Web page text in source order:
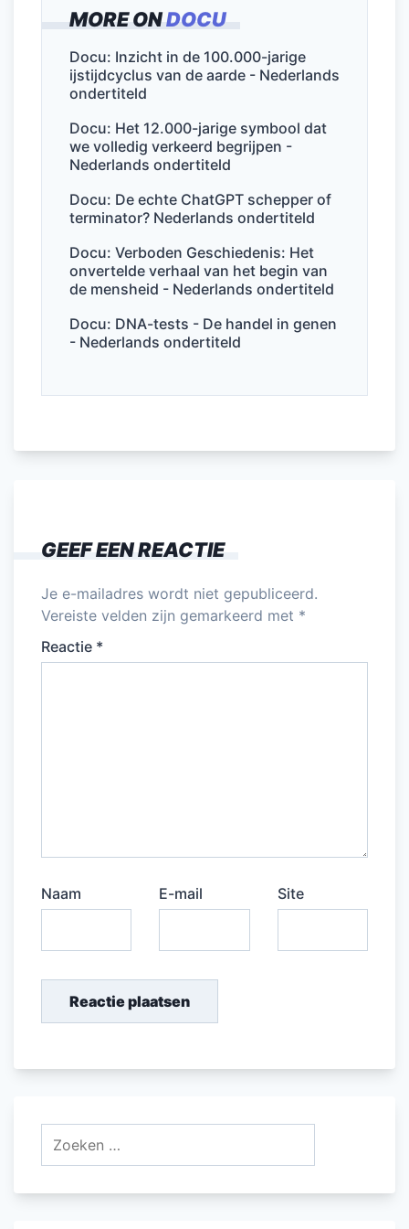
MORE ONDOCU
Docu: Inzicht in de 100.000-jarige
ijstijdcyclus van de aarde - Nederlands
ondertiteld
Docu: Het 12.000-jarige symbool dat
we volledig verkeerd begrijpen -
Nederlands ondertiteld
Docu: De echte ChatGPT schepper of
terminator? Nederlands ondertiteld
Docu: Verboden Geschiedenis: Het
onvertelde verhaal van het begin van
de mensheid - Nederlands ondertiteld
Docu: DNA-tests - De handel in genen
- Nederlands ondertiteld
e
b
o
o
k
er l
e
dI
n
s
A
p
p
GEEF EEN REACTIE
Je e-mailadres wordt niet gepubliceerd.
Vereiste velden zijn gemarkeerd met *
Reactie *
Naam E-mail Site
Zoeken